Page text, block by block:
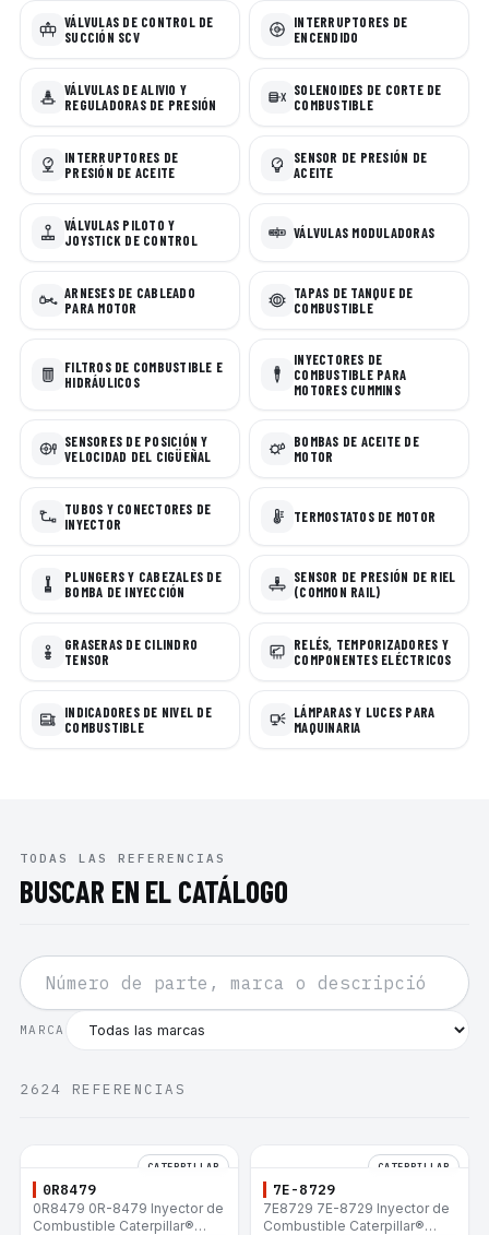
VÁLVULAS DE CONTROL DE
SUCCIÓN SCV
INTERRUPTORES DE
ENCENDIDO
VÁLVULAS DE ALIVIO Y
REGULADORAS DE PRESIÓN
SOLENOIDES DE CORTE DE
COMBUSTIBLE
INTERRUPTORES DE
PRESIÓN DE ACEITE
SENSOR DE PRESIÓN DE
ACEITE
VÁLVULAS PILOTO Y
JOYSTICK DE CONTROL
VÁLVULAS MODULADORAS
ARNESES DE CABLEADO
PARA MOTOR
TAPAS DE TANQUE DE
COMBUSTIBLE
FILTROS DE COMBUSTIBLE E
HIDRÁULICOS
INYECTORES DE
COMBUSTIBLE PARA
MOTORES CUMMINS
SENSORES DE POSICIÓN Y
VELOCIDAD DEL CIGÜEÑAL
BOMBAS DE ACEITE DE
MOTOR
TUBOS Y CONECTORES DE
INYECTOR
TERMOSTATOS DE MOTOR
PLUNGERS Y CABEZALES DE
BOMBA DE INYECCIÓN
SENSOR DE PRESIÓN DE RIEL
(COMMON RAIL)
GRASERAS DE CILINDRO
TENSOR
RELÉS, TEMPORIZADORES Y
COMPONENTES ELÉCTRICOS
INDICADORES DE NIVEL DE
COMBUSTIBLE
LÁMPARAS Y LUCES PARA
MAQUINARIA
TODAS LAS REFERENCIAS
BUSCAR EN EL CATÁLOGO
MARCA
2624 REFERENCIAS
CATERPILLAR
0R8479
0R8479 0R-8479 Inyector de
Combustible Caterpillar®
CATERPILLAR
7E-8729
7E8729 7E-8729 Inyector de
Combustible Caterpillar®